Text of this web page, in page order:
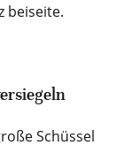
beiseite.
Schüssel